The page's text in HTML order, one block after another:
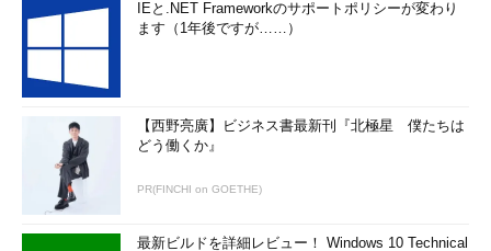
IEと.NET Frameworkのサポートポリシーが変わり
ます（1年後ですが……）
【西野亮廣】ビジネス書最新刊『北極星 僕たちは
どう働くか』
PR(FINCHI on GOETHE)
最新ビルドを詳細レビュー！ Windows 10 Technical